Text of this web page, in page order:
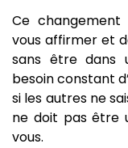
Ce
vous affirmer et
sans être dans
besoin constant
si les autres ne
ne doit pas être
vous.